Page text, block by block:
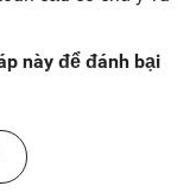
này để đánh bại
ta đã được
giống hệt nhau.
với một phiên